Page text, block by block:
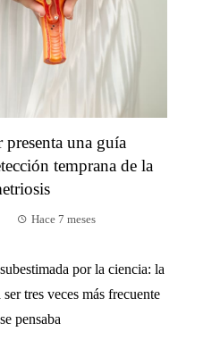
una guía
temprana de la
Hace 7 meses